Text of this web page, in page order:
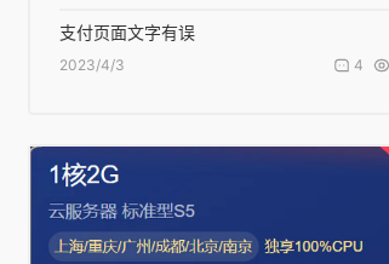
支付页面文字有误
2023/4/3 4